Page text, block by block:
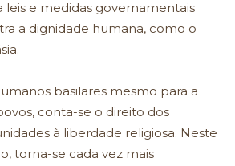
leis e medidas governamentais
a dignidade humana, como o
basilares mesmo para a
conta-se o direito dos
à liberdade religiosa. Neste
torna-se cada vez mais